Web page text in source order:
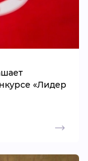
«Лидер